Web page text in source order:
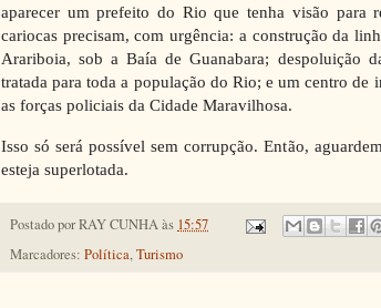
aparecer um prefeito do Rio que tenha visão para
cariocas precisam, com urgência: a construção da
Arariboia, sob a Baía de Guanabara; despoluição
tratada para toda a população do Rio; e um centro de
as forças policiais da Cidade Maravilhosa.
Isso só será possível sem corrupção. Então,
esteja superlotada.
Postado porRAY CUNHAàs 15:57
Marcadores: Política,Turismo